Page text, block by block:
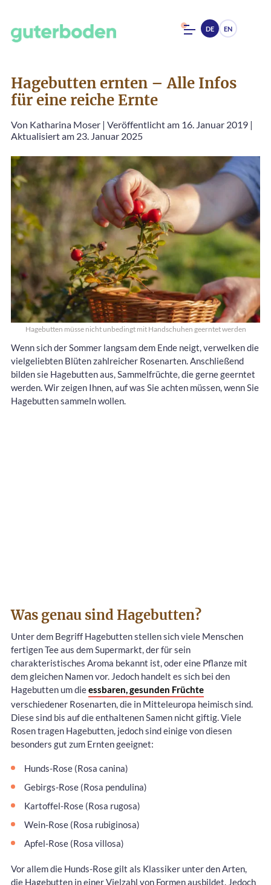
DE EN
Hagebutten ernten – Alle Infos
für eine reiche Ernte
Von Katharina Moser | Veröffentlicht am 16. Januar 2019 |
Aktualisiert am 23. Januar 2025
Hagebutten müsse nicht unbedingt mit Handschuhen geerntet werden
Wenn sich der Sommer langsam dem Ende neigt, verwelken die
vielgeliebten Blüten zahlreicher Rosenarten. Anschließend
bilden sie Hagebutten aus, Sammelfrüchte, die gerne geerntet
werden. Wir zeigen Ihnen, auf was Sie achten müssen, wenn Sie
Hagebutten sammeln wollen.
Was genau sind Hagebutten?
Unter dem Begriff Hagebutten stellen sich viele Menschen
fertigen Tee aus dem Supermarkt, der für sein
charakteristisches Aroma bekannt ist, oder eine Pflanze mit
dem gleichen Namen vor. Jedoch handelt es sich bei den
Hagebutten um dieessbaren, gesunden Früchte
verschiedener Rosenarten, die in Mitteleuropa heimisch sind.
Diese sind bis auf die enthaltenen Samen nicht giftig. Viele
Rosen tragen Hagebutten, jedoch sind einige von diesen
besonders gut zum Ernten geeignet:
Hunds-Rose (Rosa canina)
Gebirgs-Rose (Rosa pendulina)
Kartoffel-Rose (Rosa rugosa)
Wein-Rose (Rosa rubiginosa)
Apfel-Rose (Rosa villosa)
Vor allem die Hunds-Rose gilt als Klassiker unter den Arten,
die Hagebutten in einer Vielzahl von Formen ausbildet. Jedoch